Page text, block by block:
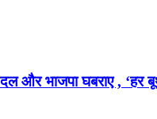
और भाजपा घबराए ,